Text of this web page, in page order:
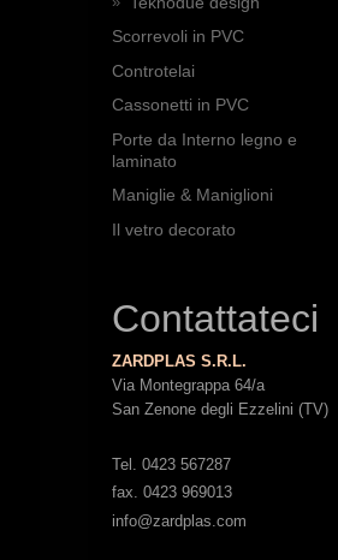
Scorrevoli in PVC
Controtelai
Cassonetti in PVC
Porte da Interno legno e
laminato
Maniglie & Maniglioni
Il vetro decorato
Contattateci
ZARDPLAS S.R.L.
Via Montegrappa 64/a
San Zenone degli Ezzelini (TV)
Tel. 0423 567287
fax. 0423 969013
info@zardplas.com